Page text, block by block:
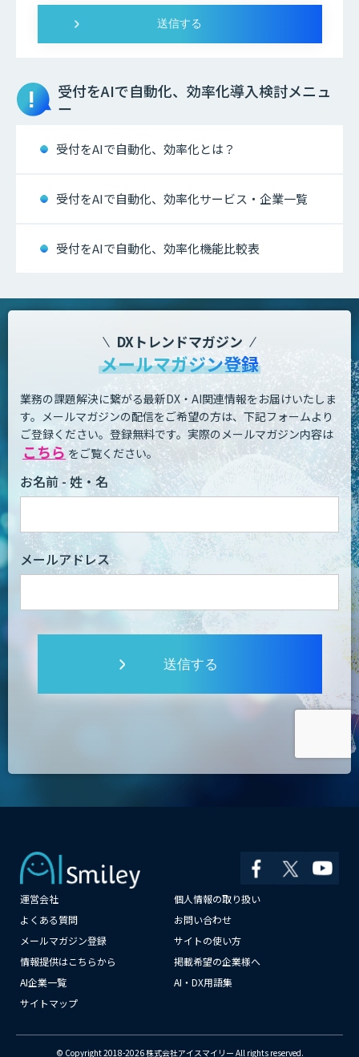
受付をAIで自動化、効率化導入検討メニュ
ー
受付をAIで自動化、効率化とは？
受付をAIで自動化、効率化サービス・企業一覧
受付をAIで自動化、効率化機能比較表
DXトレンドマガジン
メールマガジン登録
業務の課題解決に繋がる最新DX・AI関連情報をお届けいたしま
す。 メールマガジンの配信をご希望の方は、下記フォームより
ご登録ください。登録無料です。 実際のメールマガジン内容は
こちら をご覧ください。
お名前 - 姓・名
メールアドレス
送信する
運営会社
個人情報の取り扱い
よくある質問
お問い合わせ
メールマガジン登録
サイトの使い方
情報提供はこちらから
掲載希望の企業様へ
AI企業一覧
AI・DX用語集
サイトマップ
© Copyright 2018-2026 株式会社アイスマイリー All rights reserved.